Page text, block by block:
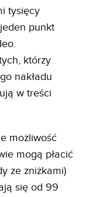
tysięcy
punkt
którzy
nakładu
w treści
możliwość
mogą płacić
ze zniżkami)
się od 99